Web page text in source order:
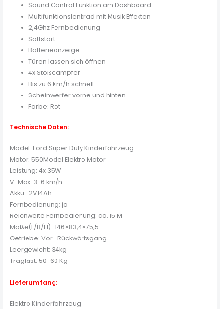
Sound Control Funktion am Dashboard
Multifunktionslenkrad mit Musik Effekten
2,4Ghz Fernbedienung
Softstart
Batterieanzeige
Türen lassen sich öffnen
4x Stoßdämpfer
Bis zu 6 Km/h schnell
Scheinwerfer vorne und hinten
Farbe: Rot
Technische Daten:
Model: Ford Super Duty Kinderfahrzeug
Motor: 550Model Elektro Motor
Leistung: 4x 35W
V-Max: 3-6 km/h
Akku: 12V14Ah
Fernbedienung: ja
Reichweite Fernbedienung: ca. 15 M
Maße(L/B/H) : 146×83,4×75,5
Getriebe: Vor- Rückwärtsgang
Leergewicht: 34kg
Traglast: 50-60 Kg
Lieferumfang:
Elektro Kinderfahrzeug